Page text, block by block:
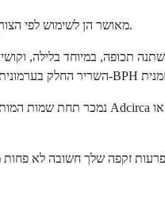
הן השימוש המוכר ביותר. Tadalafil מאושר הן לשימוש לפי הצורך והן לשימוש יומיומי במינון נמוך אצל גברים עם הפרעות זקפה.
זקפה שלך חשובה לא פחות